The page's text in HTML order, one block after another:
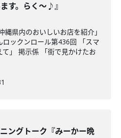
す。らく～♪』
県内のおいしいお店を紹介」
ックンロール第436回 「スマ
」 掲示係 「街で見かけたお
ングトーク『みーかー晩